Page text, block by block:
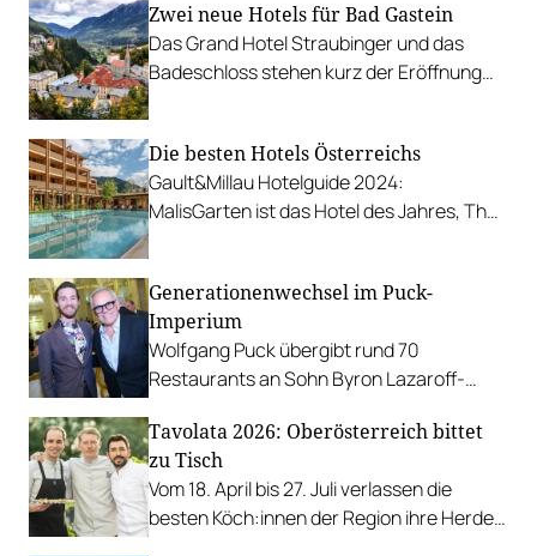
Zwei neue Hotels für Bad Gastein
Das Grand Hotel Straubinger und das
Badeschloss stehen kurz der Eröffnung
Die besten Hotels Österreichs
Gault&Millau Hotelguide 2024:
MalisGarten ist das Hotel des Jahres, The
Generationenwechsel im Puck-
Imperium
Wolfgang Puck übergibt rund 70
Restaurants an Sohn Byron Lazaroff-
Tavolata 2026: Oberösterreich bittet
zu Tisch
Vom 18. April bis 27. Juli verlassen die
besten Köch:innen der Region ihre Herde